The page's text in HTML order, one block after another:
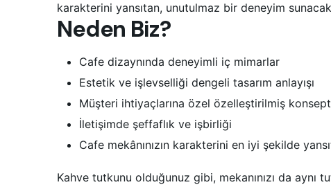
karakterini yansıtan, unutulmaz bir deneyim
Neden Biz?
Cafe dizaynında deneyimli iç mimarlar
Estetik ve işlevselliği dengeli tasarım anlayışı
Müşteri ihtiyaçlarına özel özelleştirilmiş
İletişimde şeffaflık ve işbirliği
Cafe mekânınızın karakterini en iyi şekilde
Kahve tutkunu olduğunuz gibi, mekanınızı da